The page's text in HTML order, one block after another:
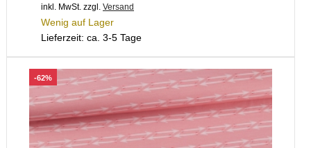
inkl. MwSt. zzgl. Versand
Wenig auf Lager
Lieferzeit: ca. 3-5 Tage
-62%